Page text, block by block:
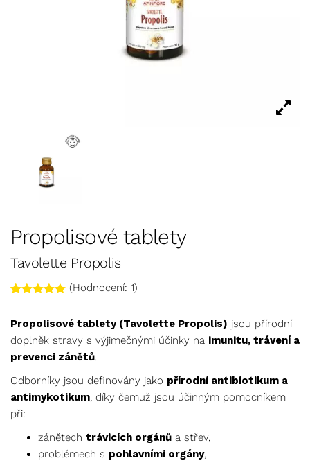
Propolisové tablety
Tavolette Propolis
na základě
hodnocení
zákazníka
(Hodnocení: 1)
Propolisové tablety (Tavolette Propolis) jsou přírodní
doplněk stravy s výjimečnými účinky na imunitu, trávení a
prevenci zánětů.
Odborníky jsou definovány jako přírodní antibiotikum a
antimykotikum, díky čemuž jsou účinným pomocníkem
při:
zánětech trávicích orgánů a střev,
problémech s pohlavními orgány,